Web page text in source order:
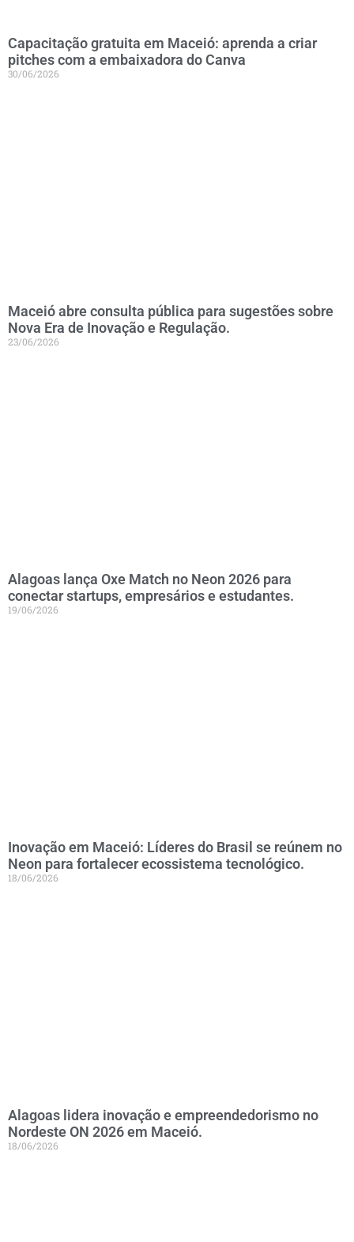
Capacitação gratuita em Maceió: aprenda a criar
pitches com a embaixadora do Canva
30/06/2026
Maceió abre consulta pública para sugestões sobre
Nova Era de Inovação e Regulação.
23/06/2026
Alagoas lança Oxe Match no Neon 2026 para
conectar startups, empresários e estudantes.
19/06/2026
Inovação em Maceió: Líderes do Brasil se reúnem no
Neon para fortalecer ecossistema tecnológico.
18/06/2026
Alagoas lidera inovação e empreendedorismo no
Nordeste ON 2026 em Maceió.
18/06/2026